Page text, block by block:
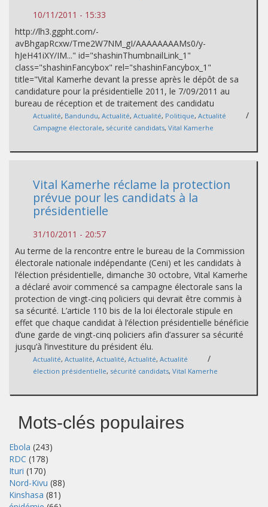
10/11/2011 - 15:33
http://lh3.ggpht.com/-
avBhgapRcxw/Tme2W7NM_gI/AAAAAAAAMs0/y-
hJeH41iXY/IM..." id="shashinThumbnailLink_1"
class="shashinFancybox" rel="shashinFancybox_1"
title="Vital Kamerhe devant la presse après le dépôt de sa
candidature pour la présidentielle 2011, le 7/09/2011 au
bureau de réception et de traitement des candidatu
Actualité, Bandundu, Actualité, Actualité, Politique, Actualité /
Campagne électorale, sécurité candidats, Vital Kamerhe
Vital Kamerhe réclame la protection
prévue pour les candidats à la
présidentielle
31/10/2011 - 20:57
Au terme de la rencontre entre le bureau de la Commission
électorale nationale indépendante (Ceni) et les candidats à
l’élection présidentielle, dimanche 30 octobre, Vital Kamerhe
a déclaré avoir commencé sa campagne électorale sans la
protection de vingt-cinq policiers qui devrait être commis à
sa sécurité. L’article 110 bis de la loi électorale stipule en
effet que chaque candidat à l’élection présidentielle bénéficie
d’une garde de vingt-cinq policiers afin d’assurer sa sécurité
jusqu’à l’investiture du président élu.
Actualité, Actualité, Actualité, Actualité, Actualité /
élection présidentielle, sécurité candidats, Vital Kamerhe
Mots-clés populaires
Ebola (243)
RDC (178)
Ituri (170)
Nord-Kivu (88)
Kinshasa (81)